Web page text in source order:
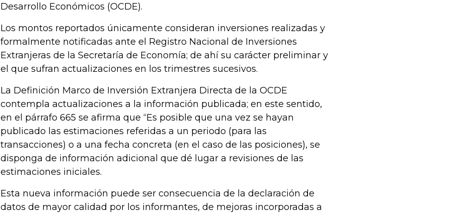
Desarrollo Económicos (OCDE).
Los montos reportados únicamente consideran inversiones realizadas y
formalmente notificadas ante el Registro Nacional de Inversiones
Extranjeras de la Secretaría de Economía; de ahí su carácter preliminar y
el que sufran actualizaciones en los trimestres sucesivos.
La Definición Marco de Inversión Extranjera Directa de la OCDE
contempla actualizaciones a la información publicada; en este sentido,
en el párrafo 665 se afirma que “Es posible que una vez se hayan
publicado las estimaciones referidas a un periodo (para las
transacciones) o a una fecha concreta (en el caso de las posiciones), se
disponga de información adicional que dé lugar a revisiones de las
estimaciones iniciales.
Esta nueva información puede ser consecuencia de la declaración de
datos de mayor calidad por los informantes, de mejoras incorporadas a